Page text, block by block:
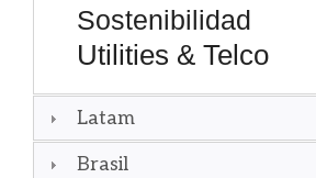
Sostenibilidad
Utilities & Telco
Latam
Brasil